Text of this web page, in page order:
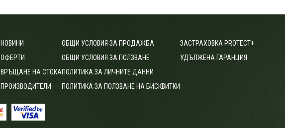
НОВИНИ
ОФЕРТИ
ВРЪЩАНЕ НА СТОКА
ПРОИЗВОДИТЕЛИ
ОБЩИ УСЛОВИЯ ЗА ПРОДАЖБА
ОБЩИ УСЛОВИЯ ЗА ПОЛЗВАНЕ
ПОЛИТИКА ЗА ЛИЧНИТЕ ДАННИ
ПОЛИТИКА ЗА ПОЛЗВАНЕ НА БИСКВИТКИ
ЗАСТРАХОВКА PROTECT+
УДЪЛЖЕНА ГАРАНЦИЯ